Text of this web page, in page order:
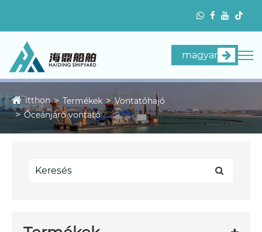
magyar
itthon Termékek
Vontatóhajó
Óceánjáró vontató